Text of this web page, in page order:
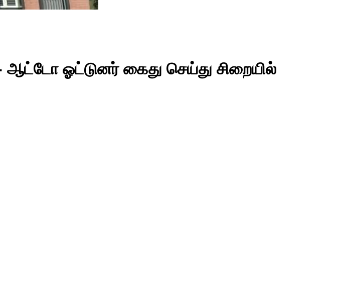
- ஆட்டோ ஓட்டுனர் கைது செய்து சிறையில்